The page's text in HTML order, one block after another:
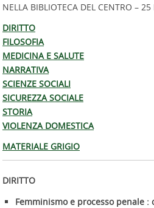
NELLA BIBLIOTECA DEL CENTRO –
DIRITTO
FILOSOFIA
MEDICINA E SALUTE
NARRATIVA
SCIENZE SOCIALI
SICUREZZA SOCIALE
STORIA
VIOLENZA DOMESTICA
MATERIALE GRIGIO
DIRITTO
Femminismo e processo penale :